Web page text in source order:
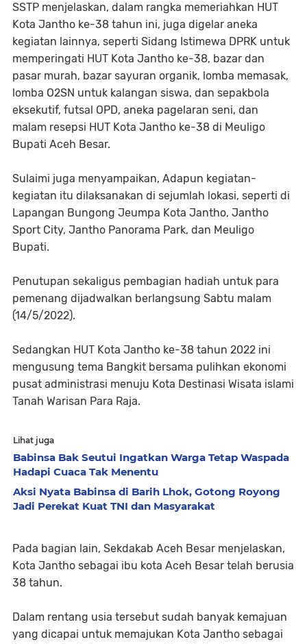
SSTP menjelaskan, dalam rangka memeriahkan HUT
Kota Jantho ke-38 tahun ini, juga digelar aneka
kegiatan lainnya, seperti Sidang Istimewa DPRK untuk
memperingati HUT Kota Jantho ke-38, bazar dan
pasar murah, bazar sayuran organik, lomba memasak,
lomba O2SN untuk kalangan siswa, dan sepakbola
eksekutif, futsal OPD, aneka pagelaran seni, dan
malam resepsi HUT Kota Jantho ke-38 di Meuligo
Bupati Aceh Besar.
Sulaimi juga menyampaikan, Adapun kegiatan-
kegiatan itu dilaksanakan di sejumlah lokasi, seperti di
Lapangan Bungong Jeumpa Kota Jantho, Jantho
Sport City, Jantho Panorama Park, dan Meuligo
Bupati.
Penutupan sekaligus pembagian hadiah untuk para
pemenang dijadwalkan berlangsung Sabtu malam
(14/5/2022).
Sedangkan HUT Kota Jantho ke-38 tahun 2022 ini
mengusung tema Bangkit bersama pulihkan ekonomi
pusat administrasi menuju Kota Destinasi Wisata islami
Tanah Warisan Para Raja.
Lihat juga
Babinsa Bak Seutui Ingatkan Warga Tetap Waspada
Hadapi Cuaca Tak Menentu
Aksi Nyata Babinsa di Barih Lhok, Gotong Royong
Jadi Perekat Kuat TNI dan Masyarakat
Pada bagian lain, Sekdakab Aceh Besar menjelaskan,
Kota Jantho sebagai ibu kota Aceh Besar telah berusia
38 tahun.
Dalam rentang usia tersebut sudah banyak kemajuan
yang dicapai untuk memajukan Kota Jantho sebagai